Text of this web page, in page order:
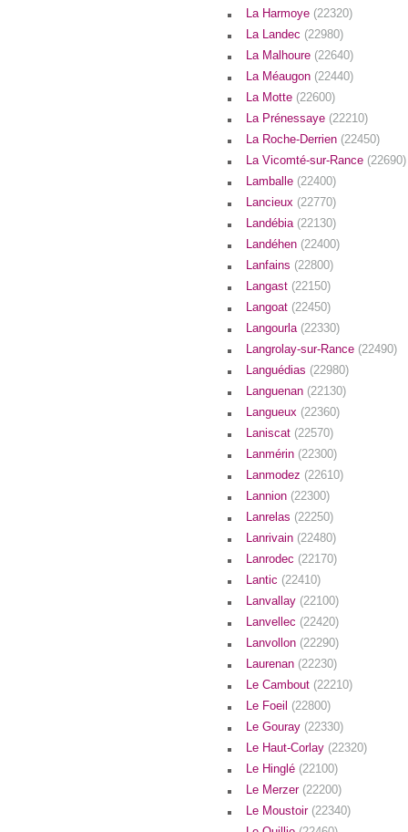
La Harmoye (22320)
La Landec (22980)
La Malhoure (22640)
La Méaugon (22440)
La Motte (22600)
La Prénessaye (22210)
La Roche-Derrien (22450)
La Vicomté-sur-Rance (22690)
Lamballe (22400)
Lancieux (22770)
Landébia (22130)
Landéhen (22400)
Lanfains (22800)
Langast (22150)
Langoat (22450)
Langourla (22330)
Langrolay-sur-Rance (22490)
Languédias (22980)
Languenan (22130)
Langueux (22360)
Laniscat (22570)
Lanmérin (22300)
Lanmodez (22610)
Lannion (22300)
Lanrelas (22250)
Lanrivain (22480)
Lanrodec (22170)
Lantic (22410)
Lanvallay (22100)
Lanvellec (22420)
Lanvollon (22290)
Laurenan (22230)
Le Cambout (22210)
Le Foeil (22800)
Le Gouray (22330)
Le Haut-Corlay (22320)
Le Hinglé (22100)
Le Merzer (22200)
Le Moustoir (22340)